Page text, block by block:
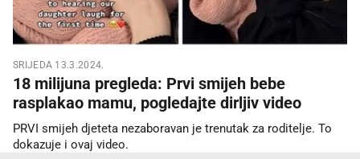
SRIJEDA 13.3.2024.
18 milijuna pregleda: Prvi smijeh bebe
rasplakao mamu, pogledajte dirljiv video
PRVI smijeh djeteta nezaboravan je trenutak za roditelje. To
dokazuje i ovaj video.